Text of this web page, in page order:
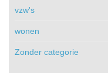
vzw's
wonen
Zonder categorie